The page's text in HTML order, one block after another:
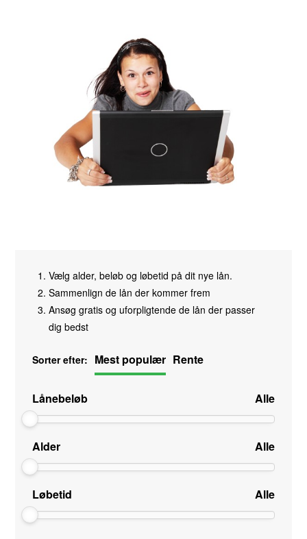
Vælg alder, beløb og løbetid på dit nye lån.
Sammenlign de lån der kommer frem
Ansøg gratis og uforpligtende de lån der passer
dig bedst
Sorter efter: Mest populær Rente
Lånebeløb Alle
Alder Alle
Løbetid Alle